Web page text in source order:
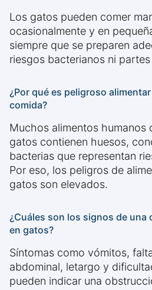
Los gatos pueden comer
ocasionalmente y en
siempre que se preparen
riesgos bacterianos ni
¿Por qué es peligroso
comida?
Muchos alimentos humanos
gatos contienen huesos,
bacterias que representan
Por eso, los peligros de
gatos son elevados.
¿Cuáles son los signos de
en gatos?
Síntomas como vómitos,
abdominal, letargo y
pueden indicar una